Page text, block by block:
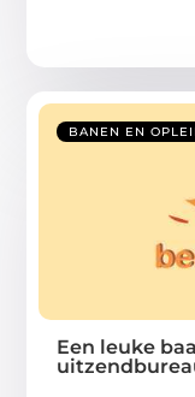
BANEN EN
Een leuke